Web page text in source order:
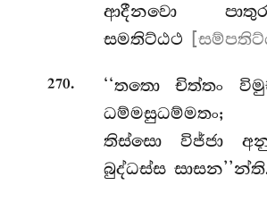
ආදීනවො
සමතිට්ඨථ
270.
‘‘තතො චිත්තං
ධම්මසුධම්මතං;
තිස්සොවිජ්ජා
බුද්ධස්ස